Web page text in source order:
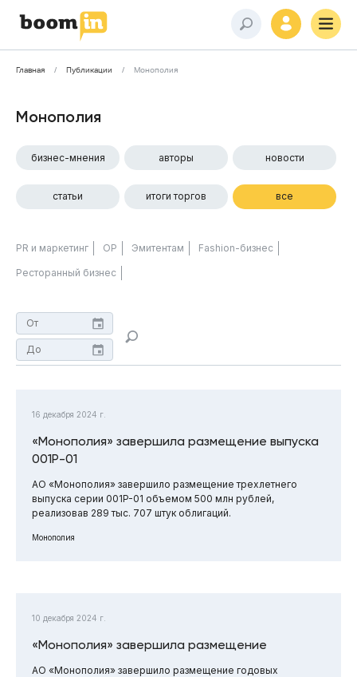
Главная Публикации Монополия
Монополия
бизнес-мнения авторы новости
статьи итоги торгов все
PR и маркетинг ОР Эмитентам Fashion-бизнес
Ресторанный бизнес
16 декабря 2024 г.
«Монополия» завершила размещение выпуска
001P-01
АО «Монополия» завершило размещение трехлетнего
выпуска серии 001P-01 объемом 500 млн рублей,
реализовав 289 тыс. 707 штук облигаций.
Монополия
10 декабря 2024 г.
«Монополия» завершила размещение
АО «Монополия» завершило размещение годовых